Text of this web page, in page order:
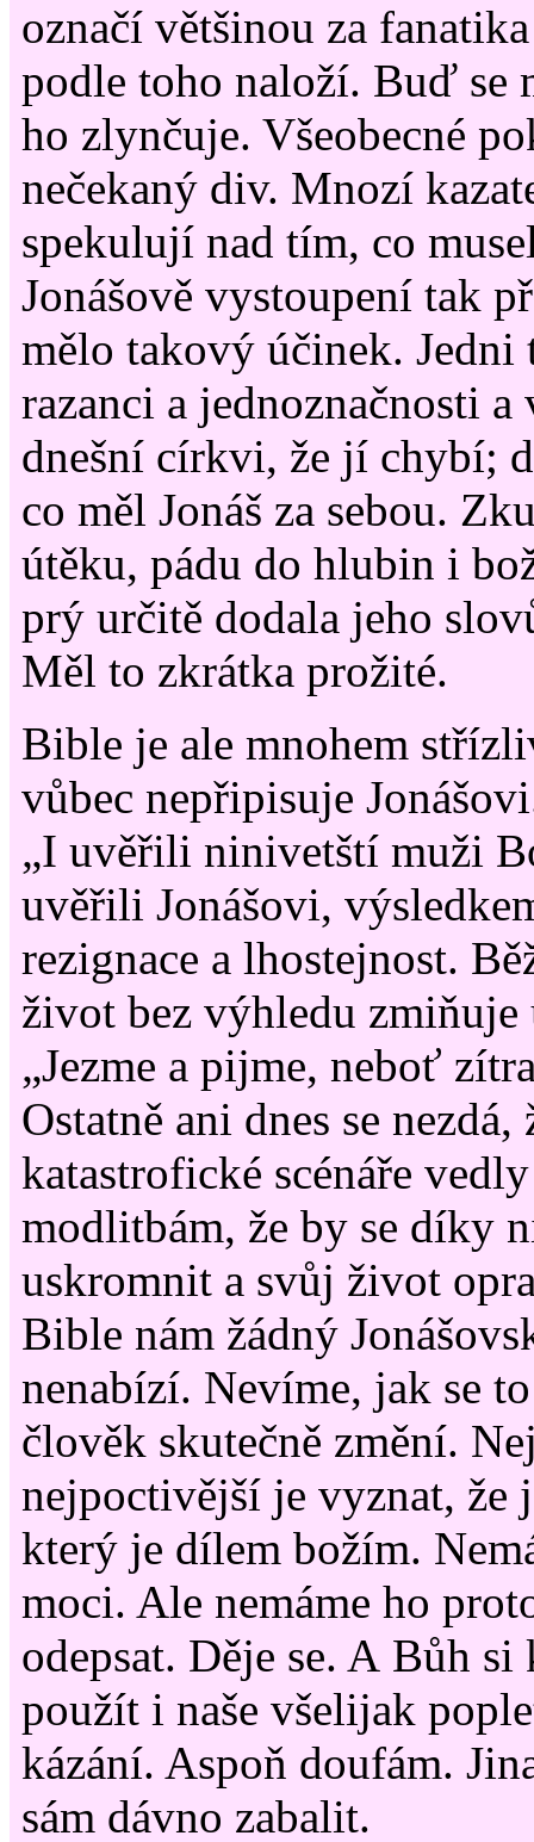
označí většinou za
podle toho naloží. Buď se
ho zlynčuje. Všeobecné
nečekaný div. Mnozí
spekulují nad tím, co
Jonášově vystoupení tak
mělo takový účinek.
razanci a jednoznačnosti
dnešní církvi, že jí chybí;
co měl Jonáš za sebou.
útěku, pádu do hlubin i
prý určitě dodala jeho
Měl to zkrátka prožité.
Bible je ale mnohem
vůbec nepřipisuje
„I uvěřili ninivetští muži
uvěřili Jonášovi,
rezignace a lhostejnost.
život bez výhledu zmiňuje
„Jezme a pijme, neboť
Ostatně ani dnes se nezdá,
katastrofické scénáře
modlitbám, že by se díky
uskromnit a svůj život
Bible nám žádný
nenabízí. Nevíme, jak se to
člověk skutečně změní.
nejpoctivější je vyznat, že
který je dílem božím.
moci. Ale nemáme ho
odepsat. Děje se. A Bůh si
použít i naše všelijak
kázání. Aspoň doufám.
sám dávno zabalit.